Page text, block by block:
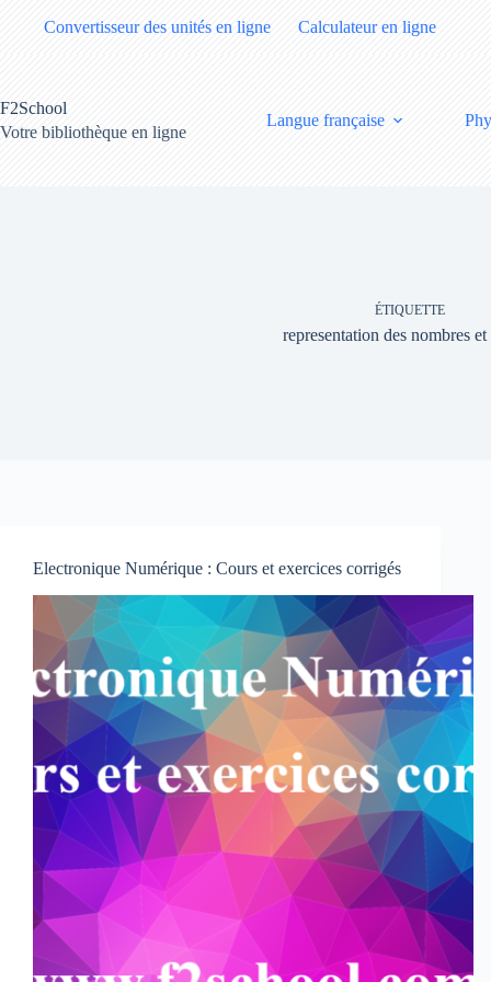
Convertisseur des unités en ligne Calculateur en ligne
F2School
Votre bibliothèque en ligne
Langue française
ÉTIQUETTE
representation des nombres et
Electronique Numérique : Cours et exercices corrigés